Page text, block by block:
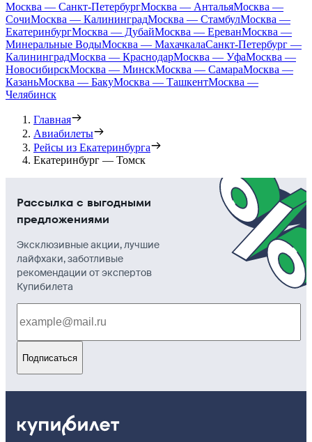
Москва — Санкт-ПетербургМосква — АнтальяМосква —
СочиМосква — КалининградМосква — СтамбулМосква —
ЕкатеринбургМосква — ДубайМосква — ЕреванМосква —
Минеральные ВодыМосква — МахачкалаСанкт-Петербург —
КалининградМосква — КраснодарМосква — УфаМосква —
НовосибирскМосква — МинскМосква — СамараМосква —
КазаньМосква — БакуМосква — ТашкентМосква —
Челябинск
Главная
Авиабилеты
Рейсы из Екатеринбурга
Екатеринбург — Томск
Рассылка с выгодными
предложениями
Эксклюзивные акции, лучшие
лайфхаки, заботливые
рекомендации от экспертов
Купибилета
Подписаться